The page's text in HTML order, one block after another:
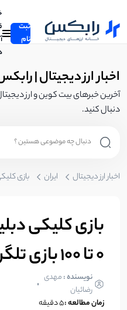
ثبت
نام
اخبار ارز دیجیتال |
آخرین خبرهای بیت کوین و ارز دیجیتال
دنبال کنید.
اخبار ارز دیجیتال ایران
بازی کلیکی
0 تا 100 بازی تلگرامی W-Coin
نویسنده :مهدی
رضائیان
زمان مطالعه :5 دقیقه